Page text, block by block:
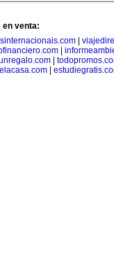
en venta:
|